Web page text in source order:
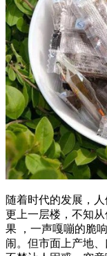
随着时代的发展，
更上一层楼，不知
果 ，一声嘎嘣的脆
闹。但市面上产地